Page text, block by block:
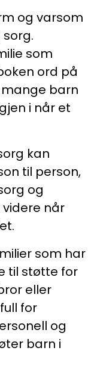
og varsom
som
ord på
barn
i når et
kan
til person,
og
når
som har
til støtte for
eller
for
og
barn i